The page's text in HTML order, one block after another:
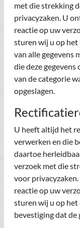
met die strekking
privacyzaken. U
reactie op uw
sturen wij u op het
van alle gegevens
die deze
van de categorie
opgeslagen.
U heeft altijd het
verwerken en die
daartoe
verzoek met die
voor
reactie op uw
sturen wij u op het
bevestiging dat de